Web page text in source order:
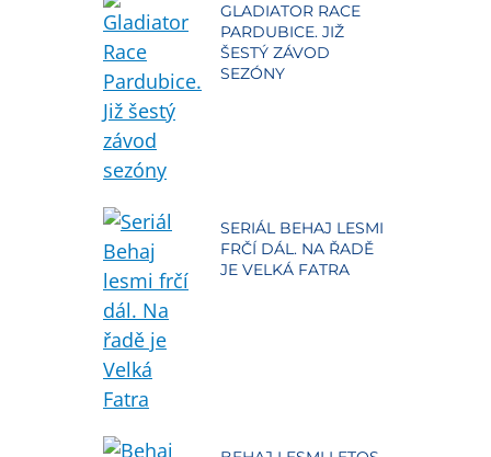
GLADIATOR RACE
PARDUBICE. JIŽ
ŠESTÝ ZÁVOD
SEZÓNY
SERIÁL BEHAJ LESMI
FRČÍ DÁL. NA ŘADĚ
JE VELKÁ FATRA